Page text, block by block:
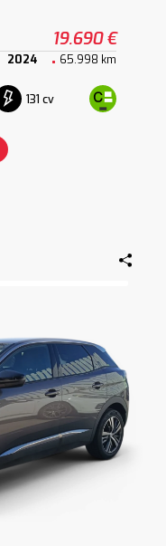
19.690 €
2024 65.998 km
131 cv